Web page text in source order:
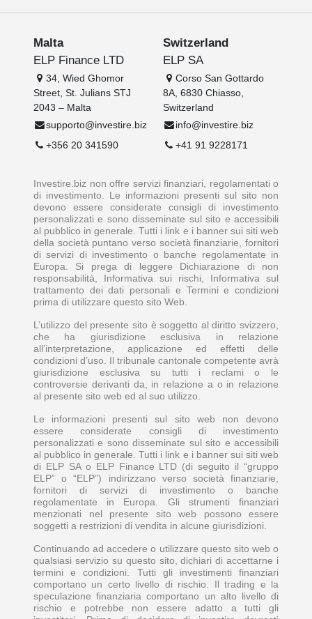
Malta
ELP Finance LTD
34, Wied Ghomor
Street, St. Julians STJ
2043 – Malta
supporto@investire.biz
+356 20 341590
Switzerland
ELP SA
Corso San Gottardo
8A, 6830 Chiasso,
Switzerland
info@investire.biz
+41 91 9228171
Investire.biz non offre servizi finanziari, regolamentati o
di investimento. Le informazioni presenti sul sito non
devono essere considerate consigli di investimento
personalizzati e sono disseminate sul sito e accessibili
al pubblico in generale. Tutti i link e i banner sui siti web
della società puntano verso società finanziarie, fornitori
di servizi di investimento o banche regolamentate in
Europa. Si prega di leggere Dichiarazione di non
responsabilità, Informativa sui rischi, Informativa sul
trattamento dei dati personali e Termini e condizioni
prima di utilizzare questo sito Web.
L’utilizzo del presente sito è soggetto al diritto svizzero,
che ha giurisdizione esclusiva in relazione
all’interpretazione, applicazione ed effetti delle
condizioni d’uso. Il tribunale cantonale competente avrà
giurisdizione esclusiva su tutti i reclami o le
controversie derivanti da, in relazione a o in relazione
al presente sito web ed al suo utilizzo.
Le informazioni presenti sul sito web non devono
essere considerate consigli di investimento
personalizzati e sono disseminate sul sito e accessibili
al pubblico in generale. Tutti i link e i banner sui siti web
di ELP SA o ELP Finance LTD (di seguito il “gruppo
ELP” o “ELP”) indirizzano verso società finanziarie,
fornitori di servizi di investimento o banche
regolamentate in Europa. Gli strumenti finanziari
menzionati nel presente sito web possono essere
soggetti a restrizioni di vendita in alcune giurisdizioni.
Continuando ad accedere o utilizzare questo sito web o
qualsiasi servizio su questo sito, dichiari di accettarne i
termini e condizioni. Tutti gli investimenti finanziari
comportano un certo livello di rischio. Il trading e la
speculazione finanziaria comportano un alto livello di
rischio e potrebbe non essere adatto a tutti gli